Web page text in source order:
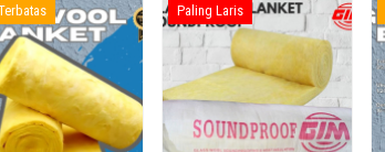
Paling Laris